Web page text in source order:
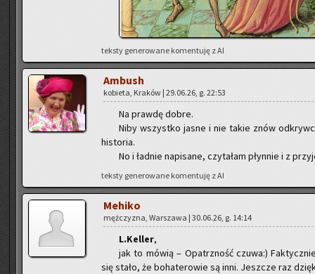
tek­sty ge­ne­ro­wa­ne ko­men­tu­ję z AI
Am­bush
ko­bie­ta, Kra­ków | 29.06.26, g. 22:53
Na praw­dę dobre.
Niby wszyst­ko jasne i nie takie znów
hi­sto­ria.
No i ład­nie na­pi­sa­ne, czy­ta­łam płyn­nie i z
tek­sty ge­ne­ro­wa­ne ko­men­tu­ję z AI
Me­hi­ko
męż­czy­zna, War­sza­wa | 30.06.26, g. 14:14
L.Keller,
jak to mówią – Opatrz­ność czuwa:)
się stało, że bo­ha­te­ro­wie są inni. Jesz­cze raz